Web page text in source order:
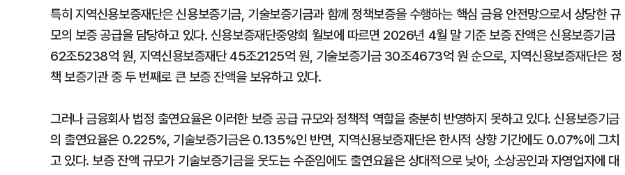
특히 지역신용보증재단은 신용보증기금, 기술보증기금과 함께 정책보증을 수행하는 핵심 금융 안전망으로서 상당한 규
모의 보증 공급을 담당하고 있다. 신용보증재단중앙회 월보에 따르면 2026년 4월 말 기준 보증 잔액은 신용보증기금
62조5238억 원, 지역신용보증재단 45조2125억 원, 기술보증기금 30조4673억 원 순으로, 지역신용보증재단은 정
책 보증기관 중 두 번째로 큰 보증 잔액을 보유하고 있다.
그러나 금융회사 법정 출연요율은 이러한 보증 공급 규모와 정책적 역할을 충분히 반영하지 못하고 있다. 신용보증기금
의 출연요율은 0.225%, 기술보증기금은 0.135%인 반면, 지역신용보증재단은 한시적 상향 기간에도 0.07%에 그치
고 있다. 보증 잔액 규모가 기술보증기금을 웃도는 수준임에도 출연요율은 상대적으로 낮아, 소상공인과 자영업자에 대